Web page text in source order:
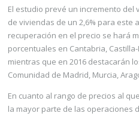
El estudio prevé un incremento
de viviendas de un 2,6% para este
recuperación en el precio se hará
porcentuales en Cantabria,
mientras que en 2016 destacarán
Comunidad de Madrid, Murcia,
En cuanto al rango de precios al
la mayor parte de las operaciones